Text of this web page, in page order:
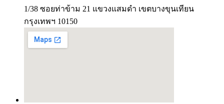
1/38 ซอยท่าข้าม 21 แขวงแสมดำ เขตบางขุนเทียน
กรุงเทพฯ 10150